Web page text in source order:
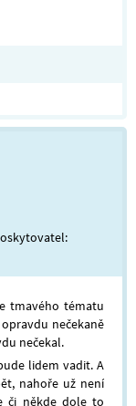
tmavého tématu
nečekaně
nečekal.
lidem vadit. A
nahoře už není
či někde dole to